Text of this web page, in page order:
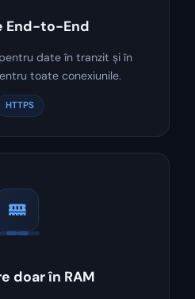
End-to-End
date în tranzit și în
toate conexiunile.
HTTPS
doar în RAM